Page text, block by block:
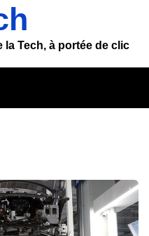
la Tech, à portée de clic